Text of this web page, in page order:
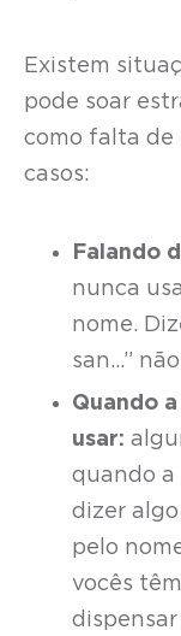
Existem
pode soar
como falta de
casos:
Falando
nunca
nome.
san...”
Quando
usar:
quando a
dizer
pelo
vocês